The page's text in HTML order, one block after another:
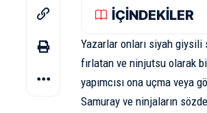
İÇİNDEKİLER
Yazarlar onları siyah
fırlatan ve ninjutsu olarak
yapımcısı ona uçma veya
Samuray ve ninjaların